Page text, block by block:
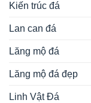
Kiến trúc đá
Lan can đá
Lăng mộ đá
Lăng mộ đá đẹp
Linh Vật Đá